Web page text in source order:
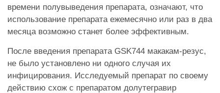
времени полувыведения препарата, означают, что
использование препарата ежемесячно или раз в два
месяца возможно станет более эффективным.
После введения препарата GSK744 макакам-резус,
не было установлено ни одного случая их
инфицирования. Исследуемый препарат по своему
действию схож с препаратом долутегравир